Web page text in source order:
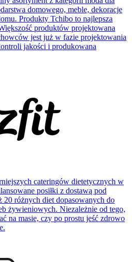
domowego, meble, dekoracje
Produkty Tchibo to najlepsza
produktów projektowana
jest już w fazie projektowania
jakości i produkowana
cateringów dietetycznych w
posiłki z dostawą pod
20 różnych diet dopasowanych do
żywieniowych. Niezależnie od tego,
na masie, czy po prostu jeść zdrowo